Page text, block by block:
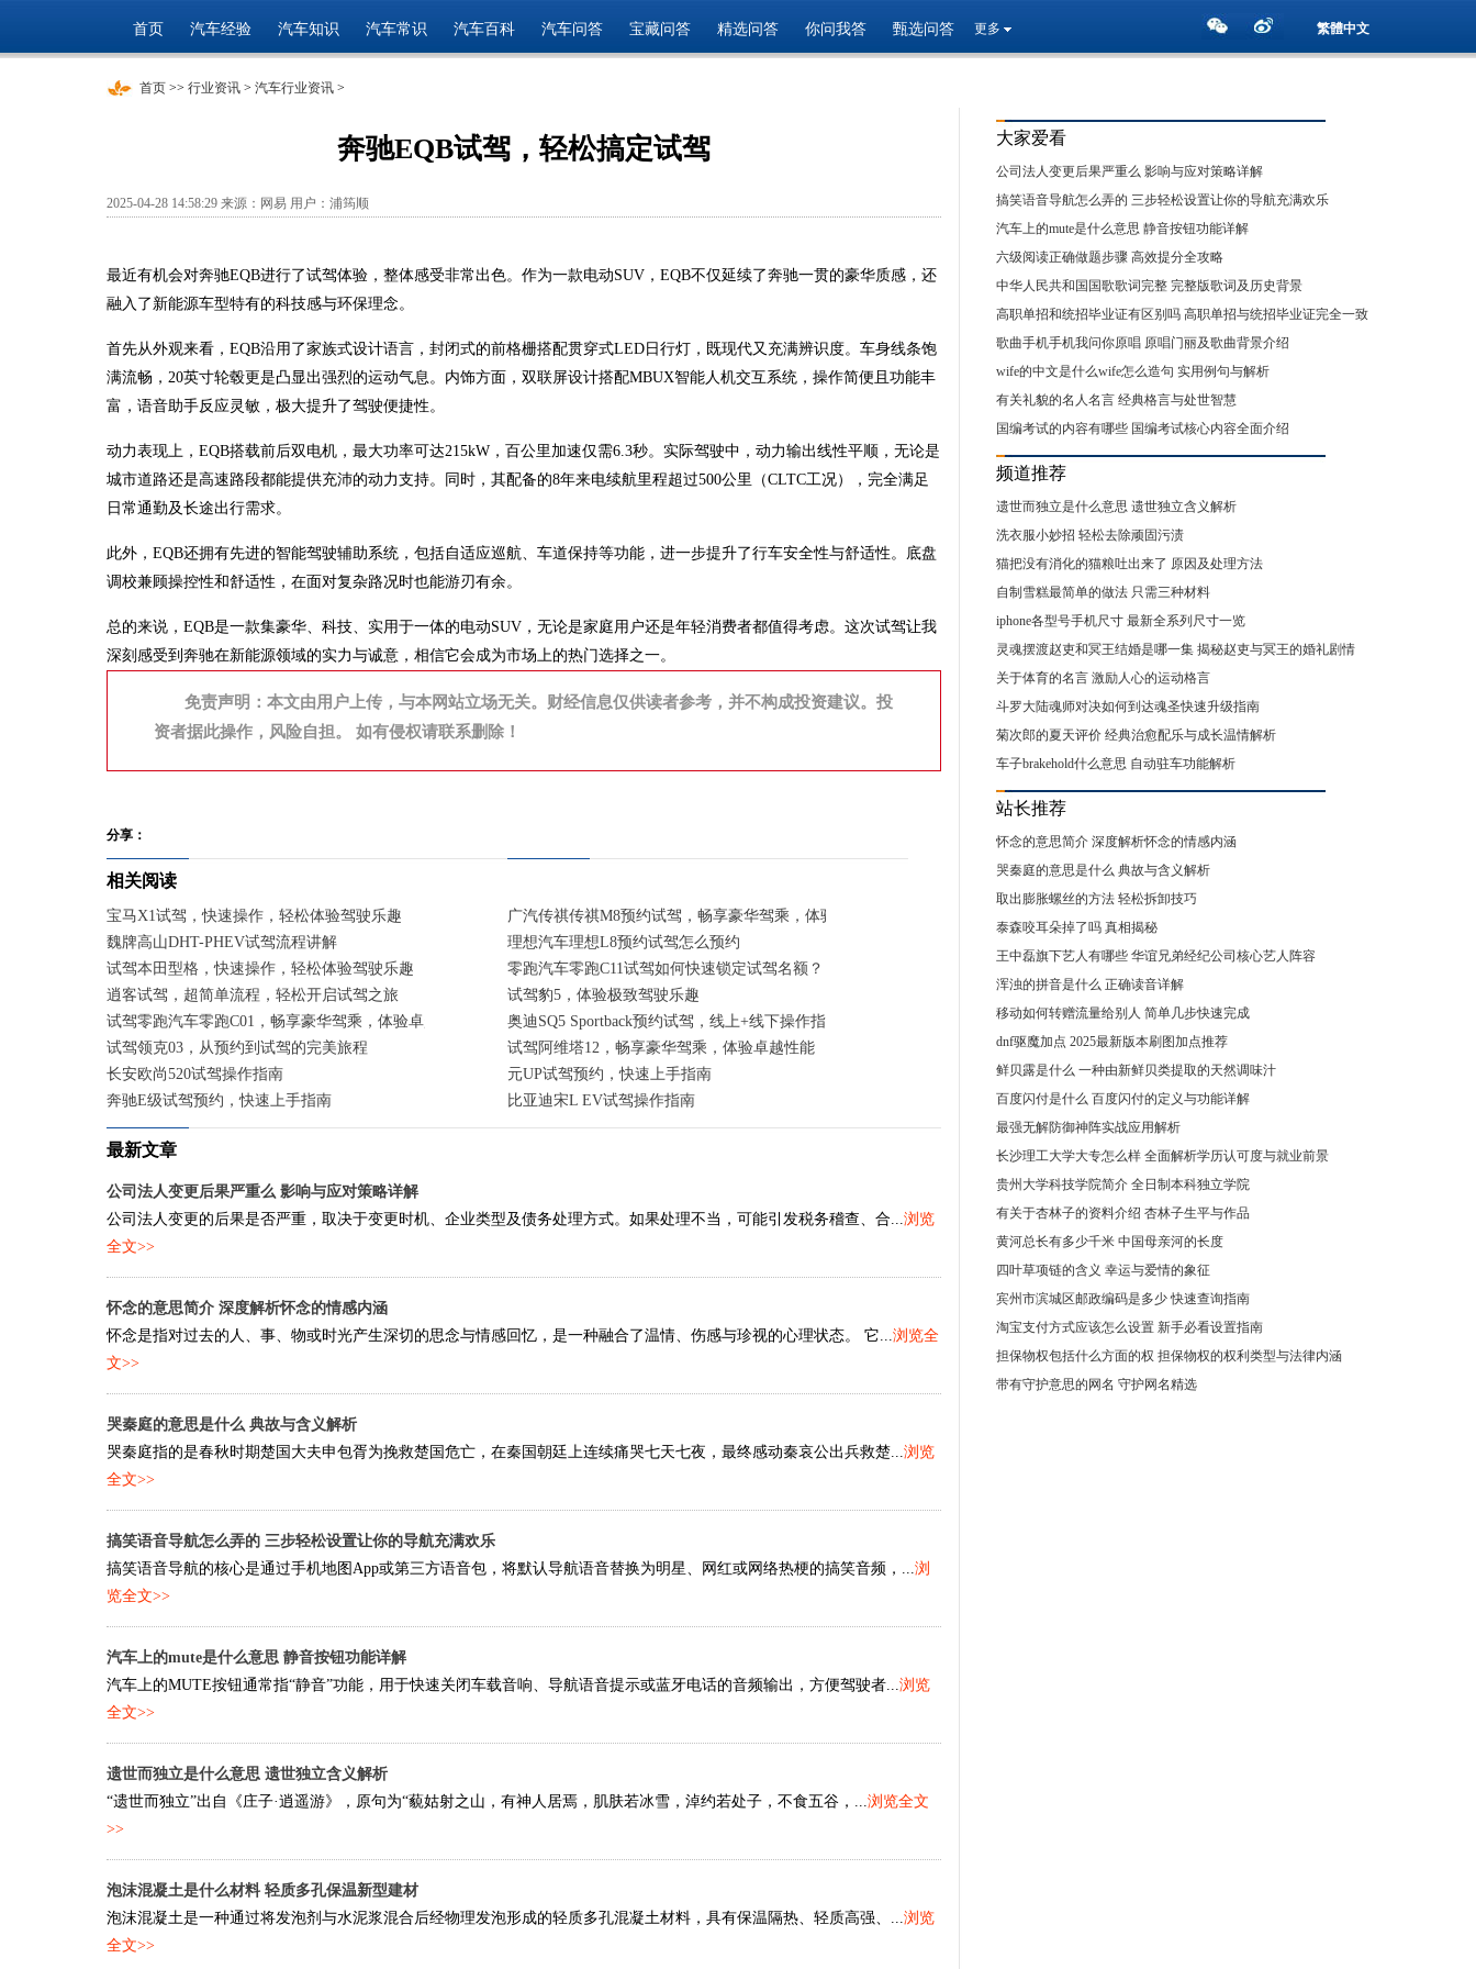
首页 汽车经验 汽车知识 汽车常识 汽车百科 汽车问答 宝藏问答 精选问答 你问我答 甄选问答 更多 繁體中文
首页 >> 行业资讯 > 汽车行业资讯 >
奔驰EQB试驾，轻松搞定试驾
2025-04-28 14:58:29 来源：网易 用户：浦筠顺
最近有机会对奔驰EQB进行了试驾体验，整体感受非常出色。作为一款电动SUV，EQB不仅延续了奔驰一贯的豪华质感，还
融入了新能源车型特有的科技感与环保理念。
首先从外观来看，EQB沿用了家族式设计语言，封闭式的前格栅搭配贯穿式LED日行灯，既现代又充满辨识度。车身线条饱
满流畅，20英寸轮毂更是凸显出强烈的运动气息。内饰方面，双联屏设计搭配MBUX智能人机交互系统，操作简便且功能丰
富，语音助手反应灵敏，极大提升了驾驶便捷性。
动力表现上，EQB搭载前后双电机，最大功率可达215kW，百公里加速仅需6.3秒。实际驾驶中，动力输出线性平顺，无论是
城市道路还是高速路段都能提供充沛的动力支持。同时，其配备的8年来电续航里程超过500公里（CLTC工况），完全满足
日常通勤及长途出行需求。
此外，EQB还拥有先进的智能驾驶辅助系统，包括自适应巡航、车道保持等功能，进一步提升了行车安全性与舒适性。底盘
调校兼顾操控性和舒适性，在面对复杂路况时也能游刃有余。
总的来说，EQB是一款集豪华、科技、实用于一体的电动SUV，无论是家庭用户还是年轻消费者都值得考虑。这次试驾让我
深刻感受到奔驰在新能源领域的实力与诚意，相信它会成为市场上的热门选择之一。
免责声明：本文由用户上传，与本网站立场无关。财经信息仅供读者参考，并不构成投资建议。投
资者据此操作，风险自担。 如有侵权请联系删除！
分享：
相关阅读
宝马X1试驾，快速操作，轻松体验驾驶乐趣
魏牌高山DHT-PHEV试驾流程讲解
试驾本田型格，快速操作，轻松体验驾驶乐趣
逍客试驾，超简单流程，轻松开启试驾之旅
试驾零跑汽车零跑C01，畅享豪华驾乘，体验卓越性能
试驾领克03，从预约到试驾的完美旅程
长安欧尚520试驾操作指南
奔驰E级试驾预约，快速上手指南
广汽传祺传祺M8预约试驾，畅享豪华驾乘，体验卓越性能
理想汽车理想L8预约试驾怎么预约
零跑汽车零跑C11试驾如何快速锁定试驾名额？
试驾豹5，体验极致驾驶乐趣
奥迪SQ5 Sportback预约试驾，线上+线下操作指南
试驾阿维塔12，畅享豪华驾乘，体验卓越性能
元UP试驾预约，快速上手指南
比亚迪宋L EV试驾操作指南
最新文章
公司法人变更后果严重么 影响与应对策略详解
公司法人变更的后果是否严重，取决于变更时机、企业类型及债务处理方式。如果处理不当，可能引发税务稽查、合...浏览
全文>>
怀念的意思简介 深度解析怀念的情感内涵
怀念是指对过去的人、事、物或时光产生深切的思念与情感回忆，是一种融合了温情、伤感与珍视的心理状态。 它...浏览全
文>>
哭秦庭的意思是什么 典故与含义解析
哭秦庭指的是春秋时期楚国大夫申包胥为挽救楚国危亡，在秦国朝廷上连续痛哭七天七夜，最终感动秦哀公出兵救楚...浏览
全文>>
搞笑语音导航怎么弄的 三步轻松设置让你的导航充满欢乐
搞笑语音导航的核心是通过手机地图App或第三方语音包，将默认导航语音替换为明星、网红或网络热梗的搞笑音频，...浏
览全文>>
汽车上的mute是什么意思 静音按钮功能详解
汽车上的MUTE按钮通常指“静音”功能，用于快速关闭车载音响、导航语音提示或蓝牙电话的音频输出，方便驾驶者...浏览
全文>>
遗世而独立是什么意思 遗世独立含义解析
“遗世而独立”出自《庄子·逍遥游》，原句为“藐姑射之山，有神人居焉，肌肤若冰雪，淖约若处子，不食五谷，...浏览全文
>>
泡沫混凝土是什么材料 轻质多孔保温新型建材
泡沫混凝土是一种通过将发泡剂与水泥浆混合后经物理发泡形成的轻质多孔混凝土材料，具有保温隔热、轻质高强、...浏览
全文>>
大家爱看
公司法人变更后果严重么 影响与应对策略详解
搞笑语音导航怎么弄的 三步轻松设置让你的导航充满欢乐
汽车上的mute是什么意思 静音按钮功能详解
六级阅读正确做题步骤 高效提分全攻略
中华人民共和国国歌歌词完整 完整版歌词及历史背景
高职单招和统招毕业证有区别吗 高职单招与统招毕业证完全一致
详解
歌曲手机手机我问你原唱 原唱门丽及歌曲背景介绍
wife的中文是什么wife怎么造句 实用例句与解析
有关礼貌的名人名言 经典格言与处世智慧
国编考试的内容有哪些 国编考试核心内容全面介绍
频道推荐
遗世而独立是什么意思 遗世独立含义解析
洗衣服小妙招 轻松去除顽固污渍
猫把没有消化的猫粮吐出来了 原因及处理方法
自制雪糕最简单的做法 只需三种材料
iphone各型号手机尺寸 最新全系列尺寸一览
灵魂摆渡赵吏和冥王结婚是哪一集 揭秘赵吏与冥王的婚礼剧情
关于体育的名言 激励人心的运动格言
斗罗大陆魂师对决如何到达魂圣快速升级指南
菊次郎的夏天评价 经典治愈配乐与成长温情解析
车子brakehold什么意思 自动驻车功能解析
站长推荐
怀念的意思简介 深度解析怀念的情感内涵
哭秦庭的意思是什么 典故与含义解析
取出膨胀螺丝的方法 轻松拆卸技巧
泰森咬耳朵掉了吗 真相揭秘
王中磊旗下艺人有哪些 华谊兄弟经纪公司核心艺人阵容
浑浊的拼音是什么 正确读音详解
移动如何转赠流量给别人 简单几步快速完成
dnf驱魔加点 2025最新版本刷图加点推荐
鲜贝露是什么 一种由新鲜贝类提取的天然调味汁
百度闪付是什么 百度闪付的定义与功能详解
最强无解防御神阵实战应用解析
长沙理工大学大专怎么样 全面解析学历认可度与就业前景
贵州大学科技学院简介 全日制本科独立学院
有关于杏林子的资料介绍 杏林子生平与作品
黄河总长有多少千米 中国母亲河的长度
四叶草项链的含义 幸运与爱情的象征
宾州市滨城区邮政编码是多少 快速查询指南
淘宝支付方式应该怎么设置 新手必看设置指南
担保物权包括什么方面的权 担保物权的权利类型与法律内涵
带有守护意思的网名 守护网名精选